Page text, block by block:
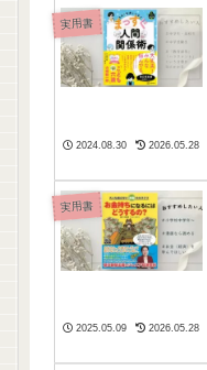
実用書
2024.08.30 2026.05.28
実用書
2025.05.09 2026.05.28